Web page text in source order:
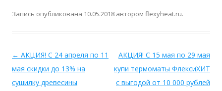
Запись опубликована 10.05.2018 автором flexyheat.ru.
← АКЦИЯ! С 24 апреля по 11
мая скидки до 13% на
сушилку древесины
АКЦИЯ! С 15 мая по 29 мая
купи термоматы ФлексиХИТ
с выгодой от 10 000 рублей